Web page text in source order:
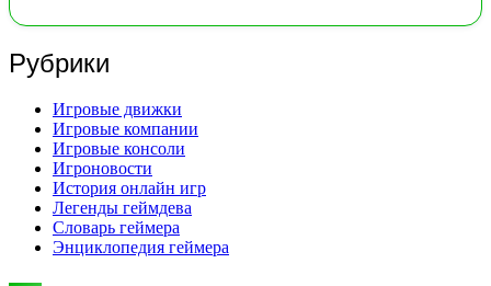
Рубрики
Игровые движки
Игровые компании
Игровые консоли
Игроновости
История онлайн игр
Легенды геймдева
Словарь геймера
Энциклопедия геймера